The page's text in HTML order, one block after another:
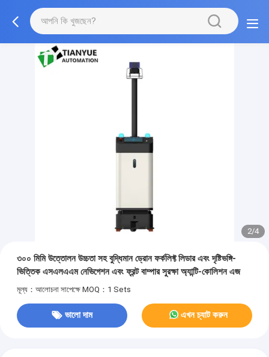
2/4
৩০০ মিমি উত্তোলন উচ্চতা সহ বুদ্ধিমান ড্রোন ফর্কলিফ্ট লিডার এবং দৃষ্টিভঙ্গি-
ভিত্তিক এসএলএএম নেভিগেশন এবং ফ্রন্ট বাম্পার সুরক্ষা অ্যান্টি-কোলিশন এজ
মূল্য：আলোচনা সাপেক্ষে MOQ：1 Sets
ভালো দাম এখন চ্যাট করুন